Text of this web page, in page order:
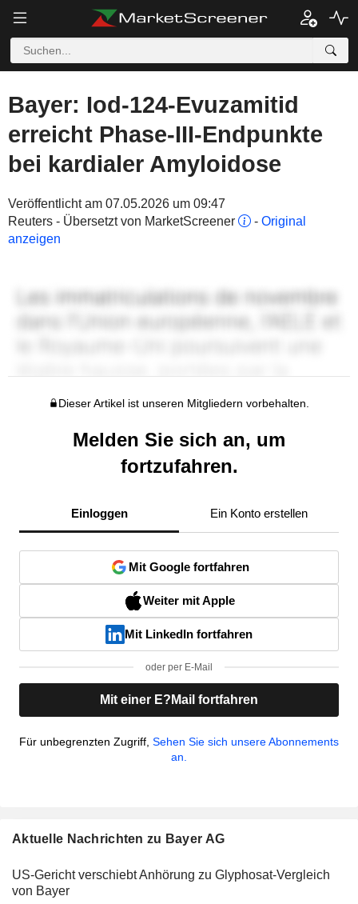
Bayer: Iod-124-Evuzamitid
erreicht Phase-III-Endpunkte
bei kardialer Amyloidose
Veröffentlicht am 07.05.2026 um 09:47
Reuters - Übersetzt von MarketScreener
- Original
anzeigen
Dieser Artikel ist unseren Mitgliedern vorbehalten.
Melden Sie sich an, um
fortzufahren.
Einloggen Ein Konto erstellen
Mit Google fortfahren
Weiter mit Apple
Mit LinkedIn fortfahren
oder per E-Mail
Mit einer E?Mail fortfahren
Für unbegrenzten Zugriff, Sehen Sie sich unsere Abonnements
an.
Aktuelle Nachrichten zu Bayer AG
US-Gericht verschiebt Anhörung zu Glyphosat-Vergleich
von Bayer